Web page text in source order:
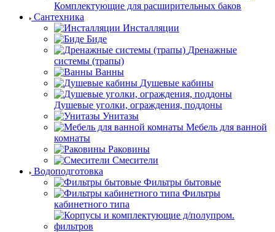
Комплектующие для расширительных баков
Сантехника
Инсталляции
Биде
Дренажные
системы (трапы)
Ванны
Душевые кабины
Душевые уголки, ограждения, поддоны
Унитазы
Мебель для ванной
комнаты
Раковины
Смесители
Водоподготовка
Фильтры бытовые
Фильтры
кабинетного типа